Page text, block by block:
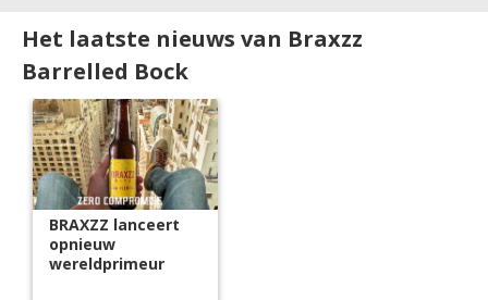
Het laatste nieuws van Braxzz
Barrelled Bock
BRAXZZ lanceert
opnieuw
wereldprimeur